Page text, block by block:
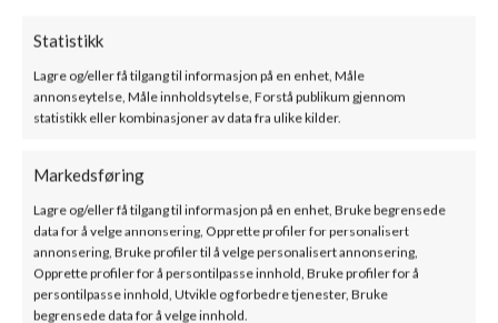
Statistikk
Lagre og/eller få tilgang til informasjon på en enhet, Måle
annonseytelse, Måle innholdsytelse, Forstå publikum gjennom
statistikk eller kombinasjoner av data fra ulike kilder.
Markedsføring
Lagre og/eller få tilgang til informasjon på en enhet, Bruke begrensede
data for å velge annonsering, Opprette profiler for personalisert
annonsering, Bruke profiler til å velge personalisert annonsering,
Opprette profiler for å persontilpasse innhold, Bruke profiler for å
persontilpasse innhold, Utvikle og forbedre tjenester, Bruke
begrensede data for å velge innhold.
kontrollregulatorplassert under døren, noe som eliminerer
risikoen for brukerfeil. Mekanismen fungerer stille og presist.
Primærlufttilføres under risten og gjør det lettere å tenne veden.
I tillegg benyttes etrent glasssystem(luftgardin), hvor luft ledes
direkte til glasset via kanaler plassert på sidene av peisen. Dette
tilfører oksygen til den øvre delen av brennkammeret, der